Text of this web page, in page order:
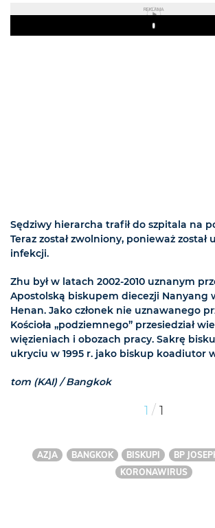
REKLAMA
Play
Sędziwy hierarcha trafił do szpitala na
Teraz został zwolniony, ponieważ został
infekcji.
Zhu był w latach 2002-2010 uznanym
Apostolską biskupem diecezji Nanyang
Henan. Jako członek nie uznawanego
Kościoła „podziemnego” przesiedział
więzieniach i obozach pracy. Sakrę
ukryciu w 1995 r. jako biskup koadiutor
tom (KAI) / Bangkok
1 / 1
AZJA BANGKOK BISKUPI
BP
KORONAWIRUS